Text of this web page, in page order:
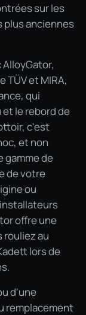
sur les
plus anciennes
et MIRA,
qui
le rebord de
c'est
et non
gamme de
de votre
ou
offre une
au
lors de
d'une
remplacement